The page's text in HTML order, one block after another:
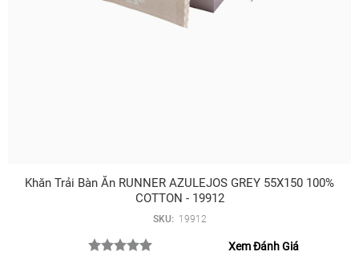
Khăn Trải Bàn Ăn RUNNER AZULEJOS GREY 55X150 100%
COTTON - 19912
SKU: 19912
Xem Đánh Giá